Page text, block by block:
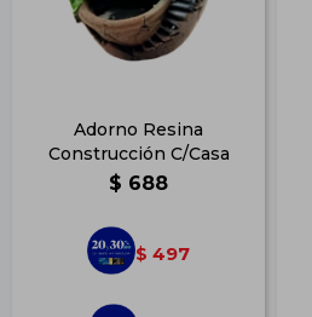
Adorno Resina
Construcción C/Casa
$ 688
$ 497